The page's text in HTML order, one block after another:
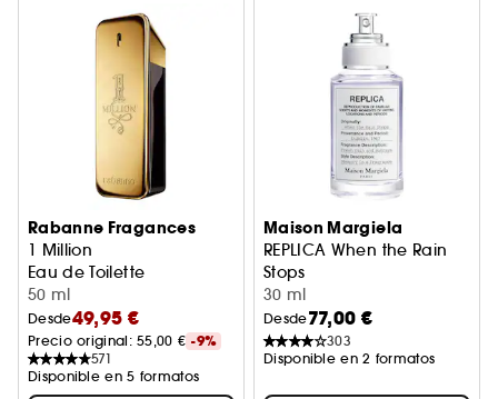
Rabanne Fragances
1 Million
Eau de Toilette
50 ml
Desde49,95 €
Precio original: 55,00 € -9%
571
Disponible en 5 formatos
Maison Margiela
REPLICA When the Rain
Stops
Eau De Toilette
30 ml
Desde77,00 €
303
Disponible en 2 formatos